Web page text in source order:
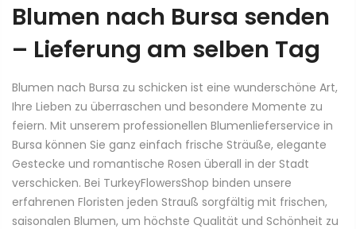
Blumen nach Bursa senden
– Lieferung am selben Tag
Blumen nach Bursa zu schicken ist eine wunderschöne Art,
Ihre Lieben zu überraschen und besondere Momente zu
feiern. Mit unserem professionellen Blumenlieferservice in
Bursa können Sie ganz einfach frische Sträuße, elegante
Gestecke und romantische Rosen überall in der Stadt
verschicken. Bei TurkeyFlowersShop binden unsere
erfahrenen Floristen jeden Strauß sorgfältig mit frischen,
saisonalen Blumen, um höchste Qualität und Schönheit zu